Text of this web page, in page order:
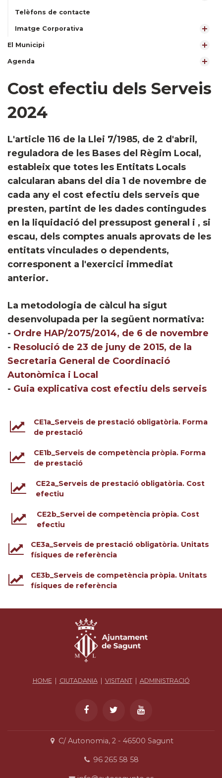
Telèfons de contacte
Imatge Corporativa
El Municipi
Agenda
Cost efectiu dels Serveis
2024
​​L'article 116 de la Llei 7/1985, de 2 d'abril,
reguladora de les Bases del Règim Local,
estableix que totes les Entitats Locals
calcularan abans del dia 1 de novembre de
cada any el cost efectiu dels serveis que
presten, partint de les dades contingudes
en la liquidació del pressupost general i , si
escau, dels comptes anuals aprovats de les
entitats vinculades o dependents,
corresponent a l'exercici immediat
anterior.
La metodologia de càlcul ha sigut
desenvolupada per la següent normativa:
- Ordre HAP/2075/2014, de 6 de novembre
- Resolució de 23 de juny de 2015, de la
Secretaria General de Coordinació
Autonòmica i Local
- Guia explicativa cost efectiu dels serveis
CE1a_Serveis de prestació obligatòria. Forma
de prestació
CE1b_Serveis de competència pròpia. Forma
de prestació
CE2a_Serveis de prestació obligatòria. Cost
efectiu
CE2b_Servei de competència pròpia. Cost
efectiu
CE3a_Serveis de prestació obligatòria. Unitats
físiques de referència
CE3b_Serveis de competència pròpia. Unitats
físiques de referència
HOME | CIUTADANIA| VISITANT| ADMINISTRACIÓ
C/ Autonomia, 2 - 46500 Sagunt
96 265 58 58